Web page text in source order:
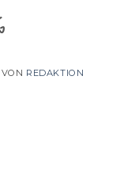
VON REDAKTION